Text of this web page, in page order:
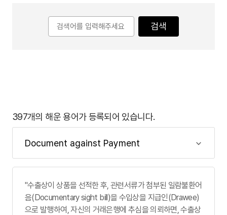
검색
397개의 해운 용어가 등록되어 있습니다.
"수출상이 상품을 선적한 후, 관련서류가 첨부된 일람불환어
음(Documentary sight bill)을 수입상을 지급인(Drawee)
으로 발행하여, 자신의 거래은행에 추심을 의뢰하면, 수출상